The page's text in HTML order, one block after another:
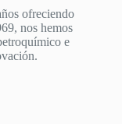
ofreciendo
nos hemos
e